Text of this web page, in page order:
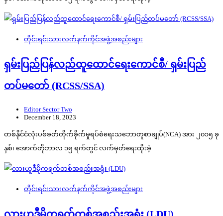
တိုင်းရင်းသားလက်နက်ကိုင်အဖွဲ့အစည်းများ
ရှမ်းပြည်ပြန်လည်ထူထောင်ရေးကောင်စီ/ ရှမ်းပြည်
တပ်မတော် (RCSS/SSA)
Editor Sector Two
December 18, 2023
တစ်နိုင်ငံလုံးပစ်ခတ်တိုက်ခိုက်မှုရပ်စဲရေးသဘောတူစာချုပ်(NCA) အား ၂၀၁၅ ခု
နှစ်၊ အောက်တိုဘာလ ၁၅ ရက်တွင် လက်မှတ်ရေးထိုးခဲ့
တိုင်းရင်းသားလက်နက်ကိုင်အဖွဲ့အစည်းများ